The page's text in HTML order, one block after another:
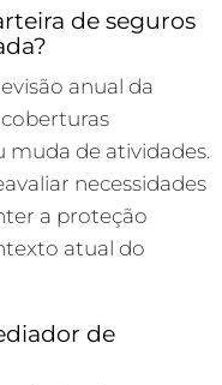
de seguros
anual da
muda de atividades.
necessidades
a proteção
atual do
de